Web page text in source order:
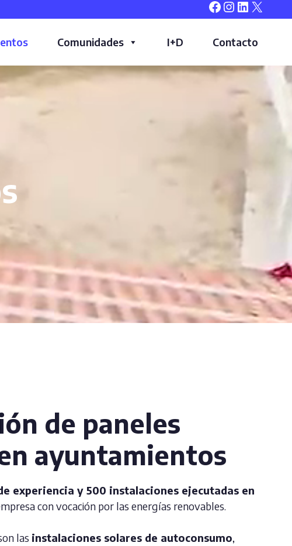
Facebook
Instagram
LinkedIn
X
Comunidades I+D Contacto
de paneles
ayuntamientos
experiencia y 500 instalaciones ejecutadas en
con vocación por las energías renovables.
las instalaciones solares de autoconsumo,